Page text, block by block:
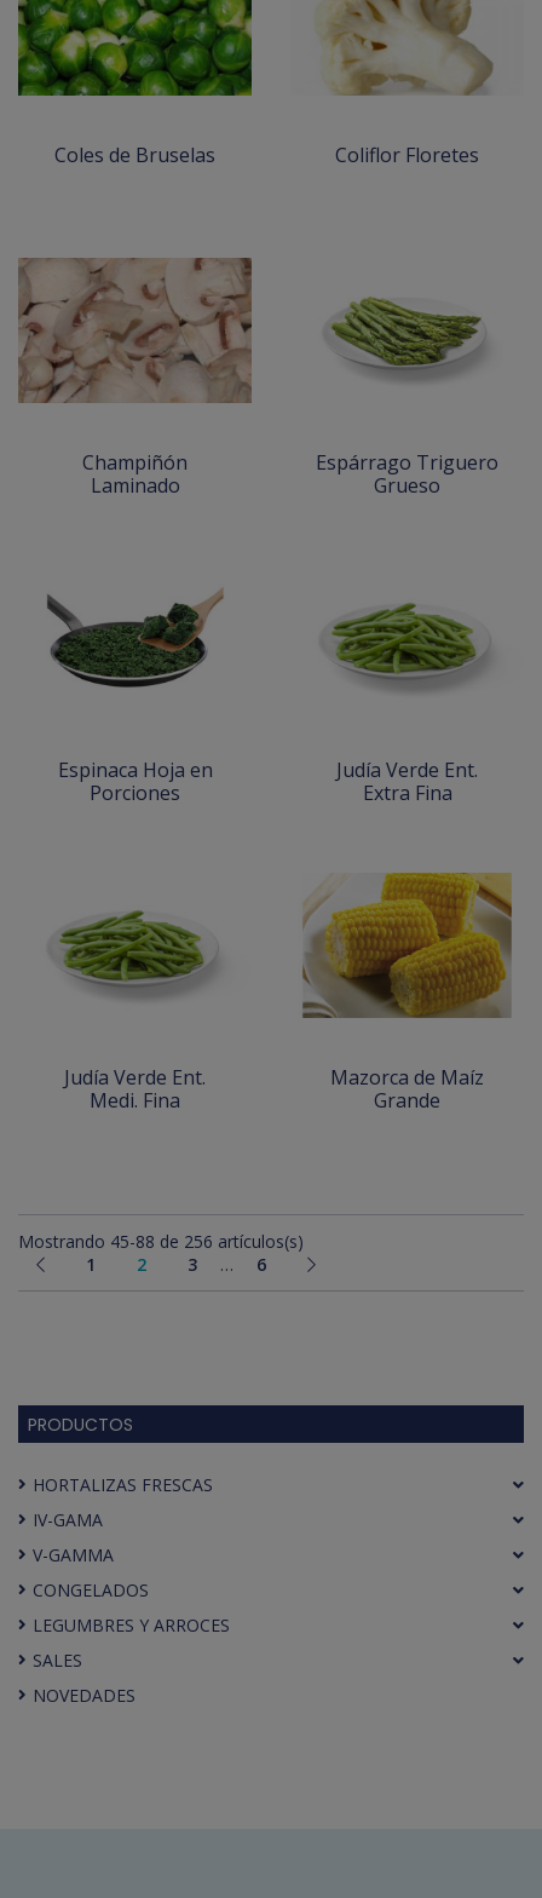
Coles de Bruselas Coliflor Floretes
Champiñón
Laminado
Espárrago Triguero
Grueso
Espinaca Hoja en
Porciones
Judía Verde Ent.
Extra Fina
Judía Verde Ent.
Medi. Fina
Mazorca de Maíz
Grande
Mostrando 45-88 de 256 artículos(s)
1
2 3 … 6
PRODUCTOS
HORTALIZAS FRESCAS
IV-GAMA
V-GAMMA
CONGELADOS
LEGUMBRES Y ARROCES
SALES
NOVEDADES